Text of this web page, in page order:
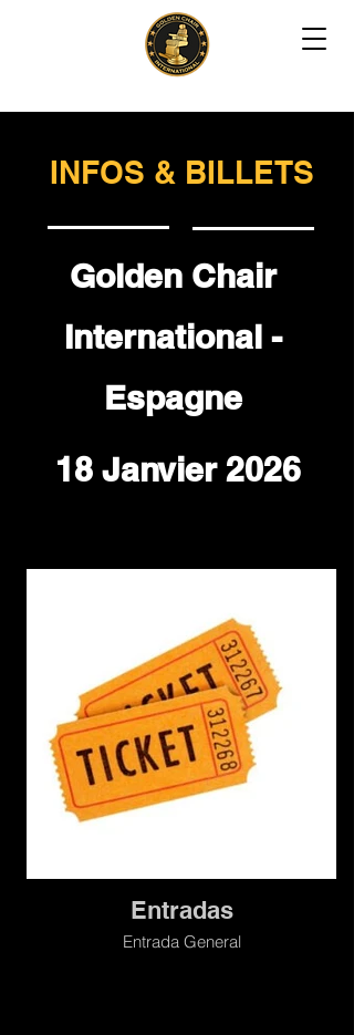
INFOS & BILLETS
Golden Chair
International -
Espagne
18 Janvier 2026
Entradas
Entrada General